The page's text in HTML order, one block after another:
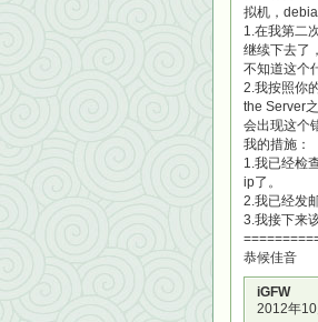
拟机，
1.在我第二
继续下去了
不知道这个
2.我按照你
the Server
会出现这个
我的措施：
1.我已经检
ip了。
2.我已经发
3.我接下来
恭候佳音
iGFW
2012年